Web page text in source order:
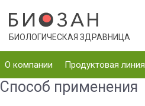
БИОЛОГИЧЕСКАЯ ЗДРАВНИЦА
О компании Продуктовая линия
Способ применения